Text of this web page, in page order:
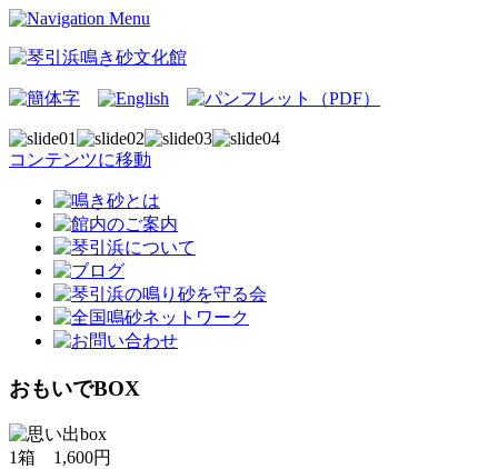
コンテンツに移動
おもいでBOX
1箱 1,600円